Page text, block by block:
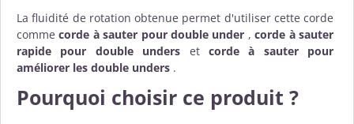
La fluidité de rotation obtenue permet d'utiliser cette corde
commecorde à sauter pour double under ,corde à sauter
rapide pour double unders et corde à sauter pour
améliorer les double unders .
Pourquoi choisir ce produit ?